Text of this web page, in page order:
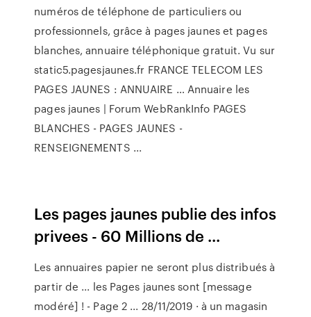
numéros de téléphone de particuliers ou
professionnels, grâce à pages jaunes et pages
blanches, annuaire téléphonique gratuit. Vu sur
static5.pagesjaunes.fr FRANCE TELECOM LES
PAGES JAUNES : ANNUAIRE … Annuaire les
pages jaunes | Forum WebRankInfo PAGES
BLANCHES - PAGES JAUNES -
RENSEIGNEMENTS ...
Les pages jaunes publie des infos
privees - 60 Millions de ...
Les annuaires papier ne seront plus distribués à
partir de ... les Pages jaunes sont [message
modéré] ! - Page 2 ... 28/11/2019 · à un magasin